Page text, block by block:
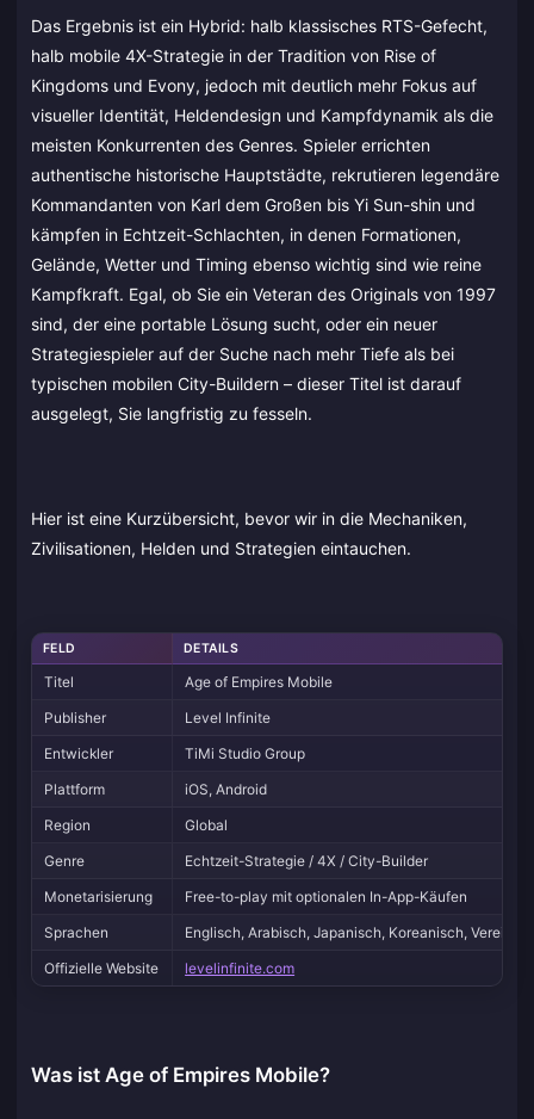
Das Ergebnis ist ein Hybrid: halb klassisches RTS-Gefecht,
halb mobile 4X-Strategie in der Tradition von Rise of
Kingdoms und Evony, jedoch mit deutlich mehr Fokus auf
visueller Identität, Heldendesign und Kampfdynamik als die
meisten Konkurrenten des Genres. Spieler errichten
authentische historische Hauptstädte, rekrutieren legendäre
Kommandanten von Karl dem Großen bis Yi Sun-shin und
kämpfen in Echtzeit-Schlachten, in denen Formationen,
Gelände, Wetter und Timing ebenso wichtig sind wie reine
Kampfkraft. Egal, ob Sie ein Veteran des Originals von 1997
sind, der eine portable Lösung sucht, oder ein neuer
Strategiespieler auf der Suche nach mehr Tiefe als bei
typischen mobilen City-Buildern – dieser Titel ist darauf
ausgelegt, Sie langfristig zu fesseln.
Hier ist eine Kurzübersicht, bevor wir in die Mechaniken,
Zivilisationen, Helden und Strategien eintauchen.
FELD DETAILS
Titel
Age of Empires Mobile
Publisher
Level Infinite
Entwickler
TiMi Studio Group
Plattform
iOS, Android
Region
Global
Genre
Echtzeit-Strategie / 4X / City-Builder
Monetarisierung
Free-to-play mit optionalen In-App-Käufen
Sprachen
Englisch, Arabisch, Japanisch, Koreanisch,
Offizielle Website
levelinfinite.com
Was ist Age of Empires Mobile?